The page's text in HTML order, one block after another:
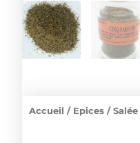
Accueil / Epices /Salée